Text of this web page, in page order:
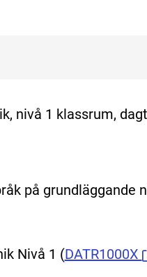
nivå 1 klassrum,
på grundläggande
Nivå 1 (DATR1000X